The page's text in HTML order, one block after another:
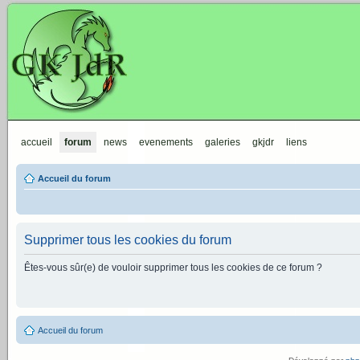
accueil forum news evenements galeries gkjdr liens
Accueil du forum
Supprimer tous les cookies du forum
Êtes-vous sûr(e) de vouloir supprimer tous les cookies de ce forum ?
Accueil du forum